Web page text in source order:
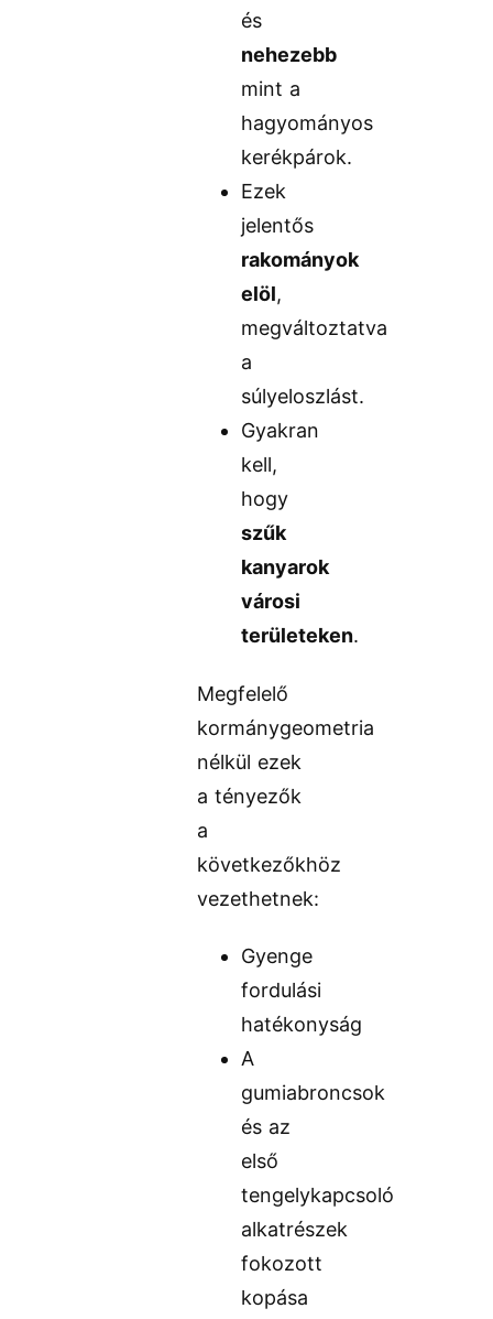
és
nehezebb
mint a
hagyományos
kerékpárok.
Ezek
jelentős
rakományok
elöl,
megváltoztatva
a
súlyeloszlást.
Gyakran
kell,
hogy
szűk
kanyarok
városi
területeken.
Megfelelő
kormánygeometria
nélkül ezek
a tényezők
a
következőkhöz
vezethetnek:
Gyenge
fordulási
hatékonyság
A
gumiabroncsok
és az
első
tengelykapcsoló
alkatrészek
fokozott
kopása